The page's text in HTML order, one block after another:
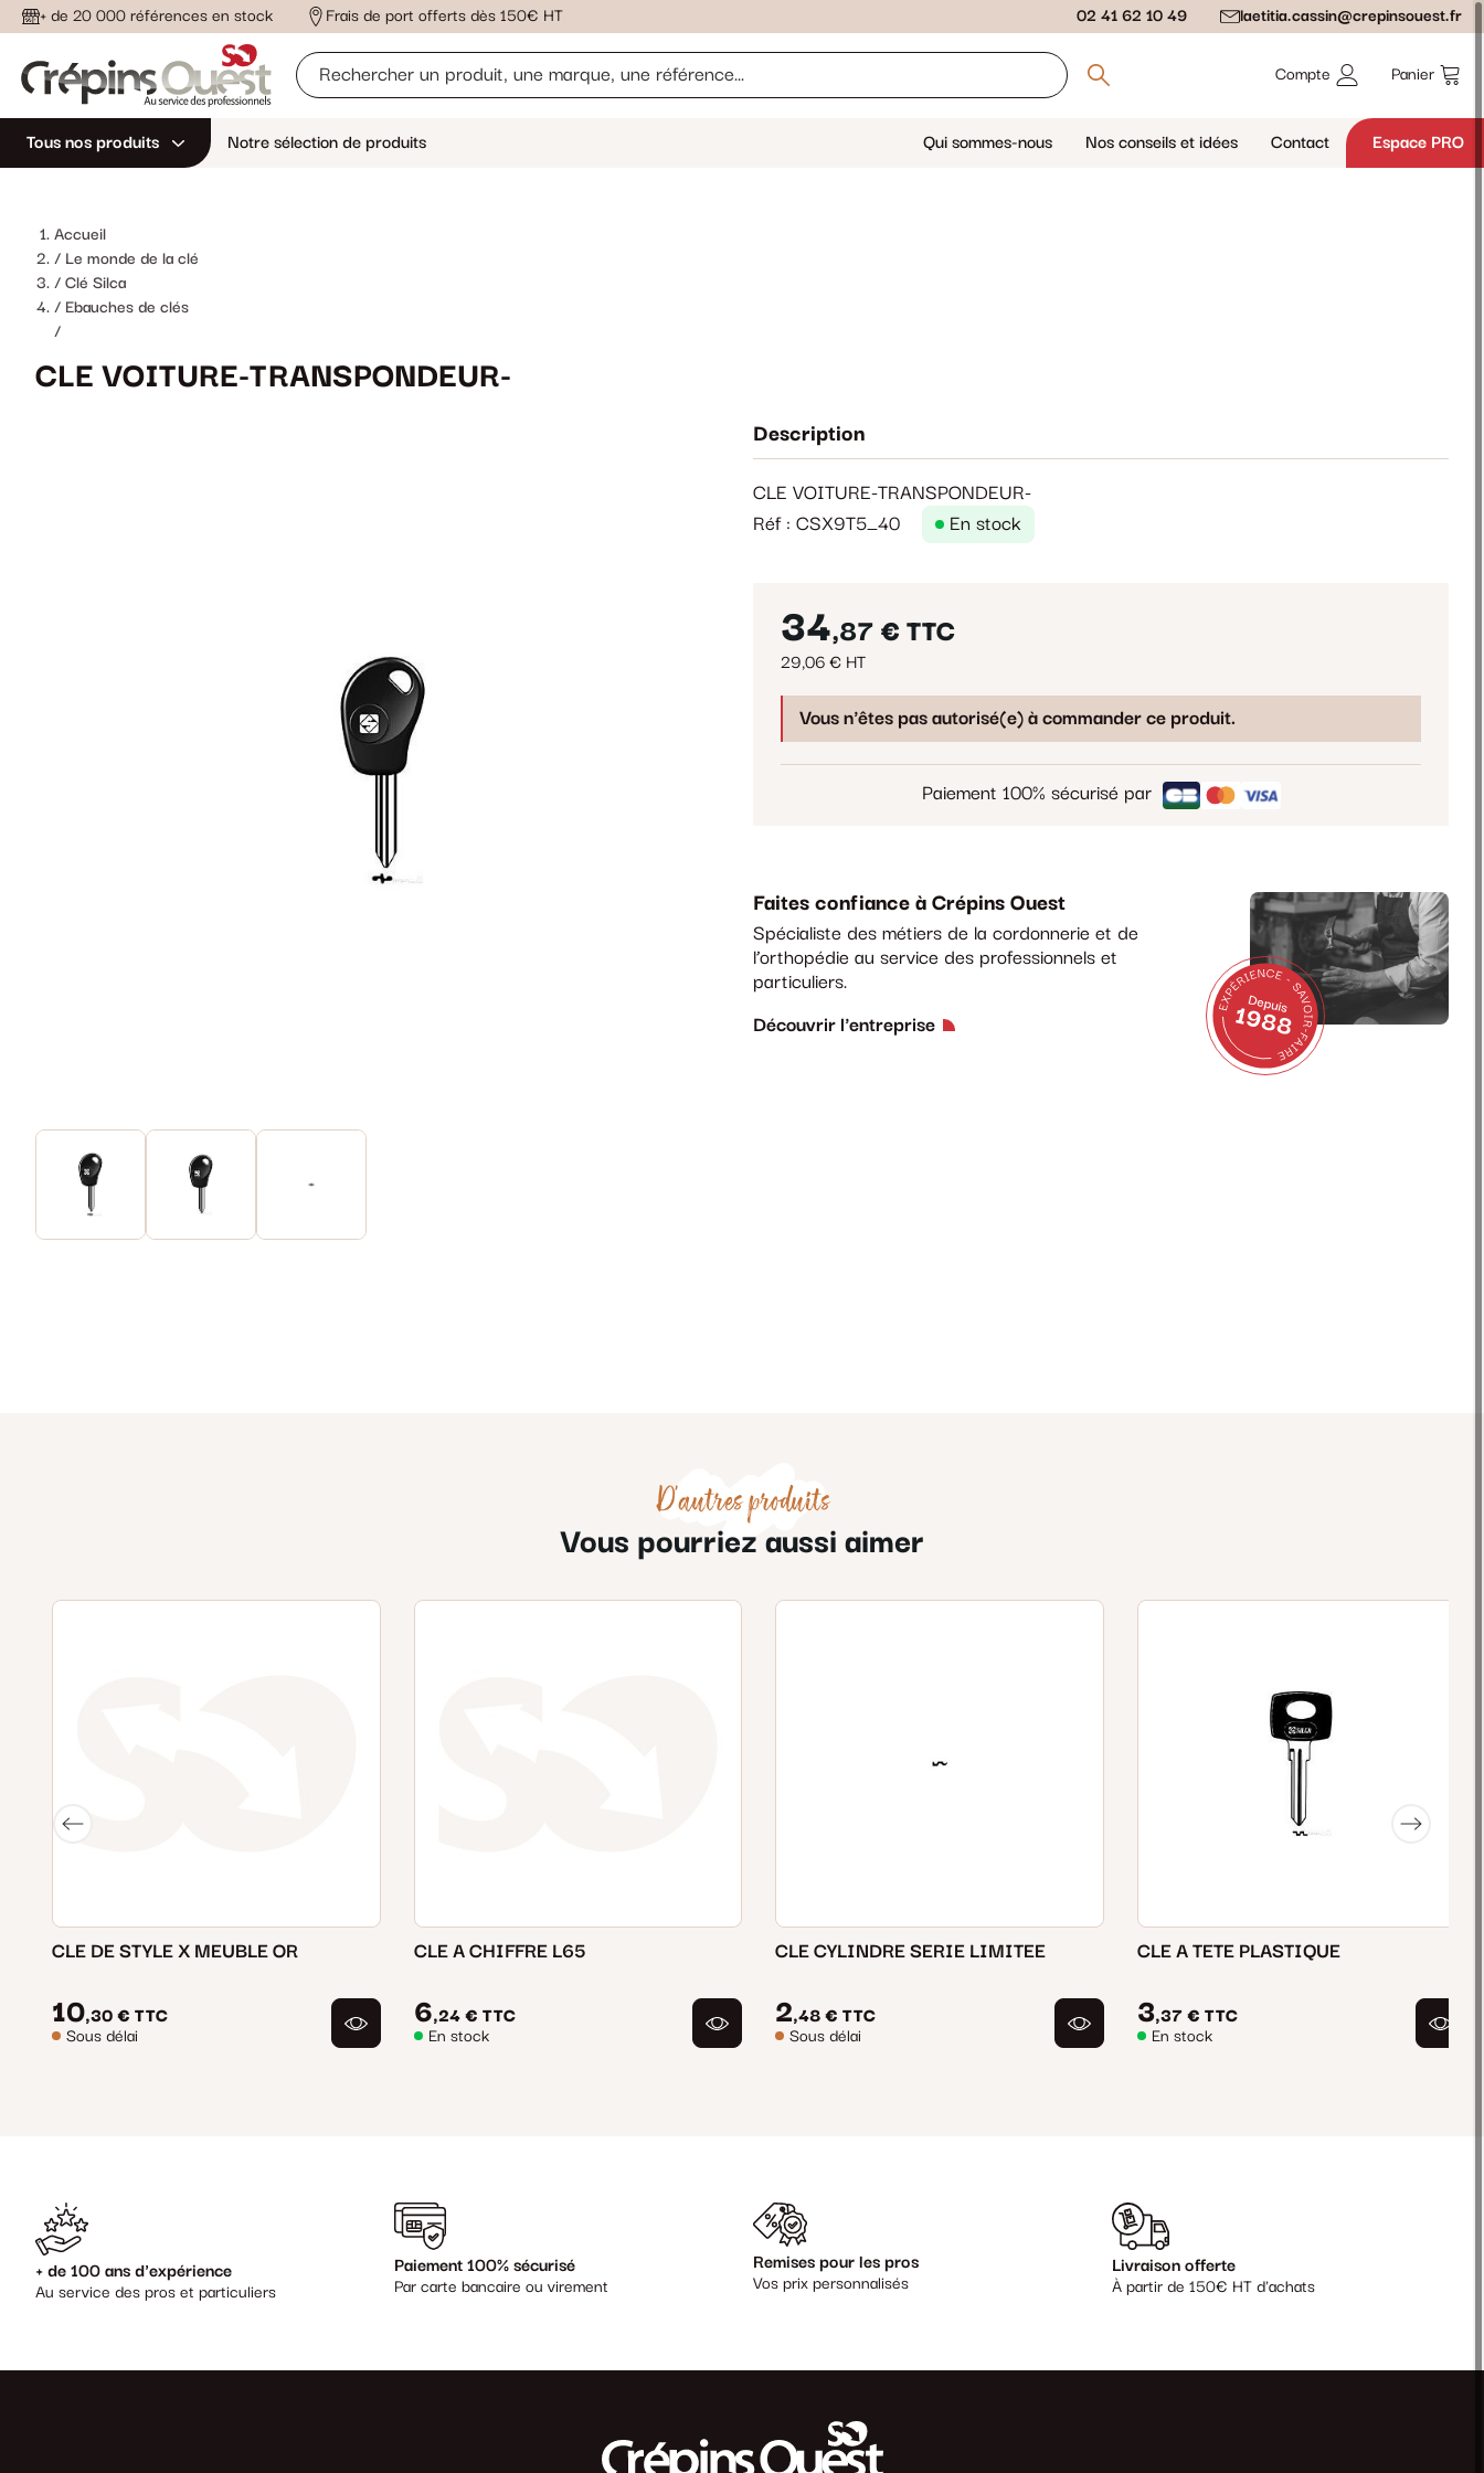
+ de 20 000 références en stock Frais de port offerts dès 150€ HT 02 41 62 10 49 laetitia.cassin@crepinsouest.fr
Compte Panier
Tous nos produits Notre sélection de produits Qui sommes-nous Nos conseils et idées Contact Espace PRO
Accueil
Le monde de la clé
Clé Silca
Ebauches de clés
/
CLE VOITURE-TRANSPONDEUR-
Description
CLE VOITURE-TRANSPONDEUR-
Réf : CSX9T5_40
En stock
34,87 € TTC
29,06 € HT
Vous n'êtes pas autorisé(e) à commander ce produit.
Paiement 100% sécurisé par
Faites confiance à Crépins Ouest
Spécialiste des métiers de la cordonnerie et de
l’orthopédie au service des professionnels et
particuliers.
Découvrir l'entreprise
D'autres produits
Vous pourriez aussi aimer
CLE DE STYLE X MEUBLE OR
10,30 € TTC
Sous délai
CLE A CHIFFRE L65
6,24 € TTC
En stock
CLE CYLINDRE SERIE LIMITEE
2,48 € TTC
Sous délai
CLE A TETE PLASTIQUE
3,37 € TTC
En stock
+ de 100 ans d'expérience
Au service des pros et particuliers
Paiement 100% sécurisé
Par carte bancaire ou virement
Remises pour les pros
Vos prix personnalisés
Livraison offerte
À partir de 150€ HT d'achats